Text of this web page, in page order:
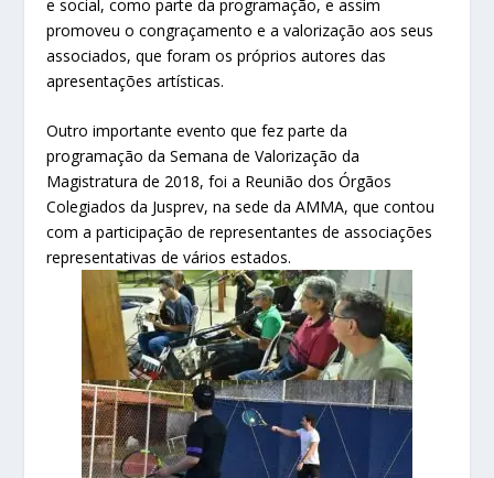
e social, como parte da programação, e assim
promoveu o congraçamento e a valorização aos seus
associados, que foram os próprios autores das
apresentações artísticas.
Outro importante evento que fez parte da
programação da Semana de Valorização da
Magistratura de 2018, foi a Reunião dos Órgãos
Colegiados da Jusprev, na sede da AMMA, que contou
com a participação de representantes de associações
representativas de vários estados.